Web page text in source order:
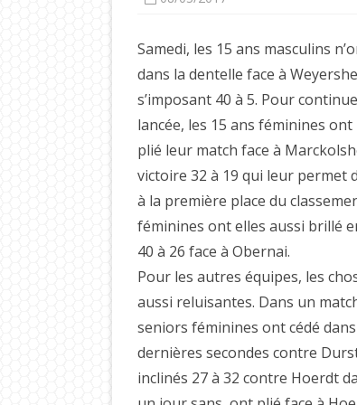
Samedi, les 15 ans masculins
dans la dentelle face à
s’imposant 40 à 5. Pour
lancée, les 15 ans féminines
plié leur match face à
victoire 32 à 19 qui leur permet
à la première place du
féminines ont elles aussi brillé
40 à 26 face à Obernai.
Pour les autres équipes, les
aussi reluisantes. Dans un
seniors féminines ont cédé
dernières secondes contre
inclinés 27 à 32 contre Hoerdt